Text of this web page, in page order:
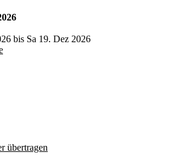
bis Sa 19. Dez 2026
übertragen